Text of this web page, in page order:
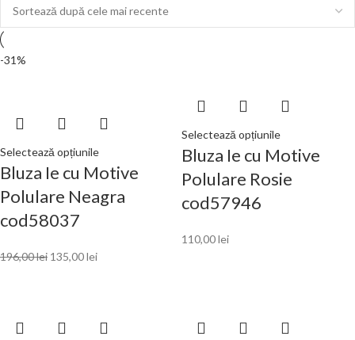
-31%
Selectează opțiunile
Bluza Ie cu Motive
Polulare Neagra
cod58037
196,00lei 135,00lei
Selectează opțiunile
Bluza Ie cu Motive
Polulare Rosie
cod57946
110,00lei